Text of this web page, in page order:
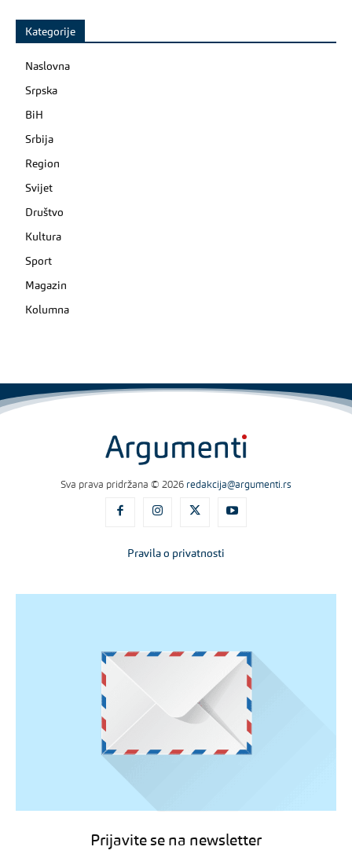
Kategorije
Naslovna
Srpska
BiH
Srbija
Region
Svijet
Društvo
Kultura
Sport
Magazin
Kolumna
Sva prava pridržana © 2026 redakcija@argumenti.rs
Pravila o privatnosti
Prijavite se na newsletter